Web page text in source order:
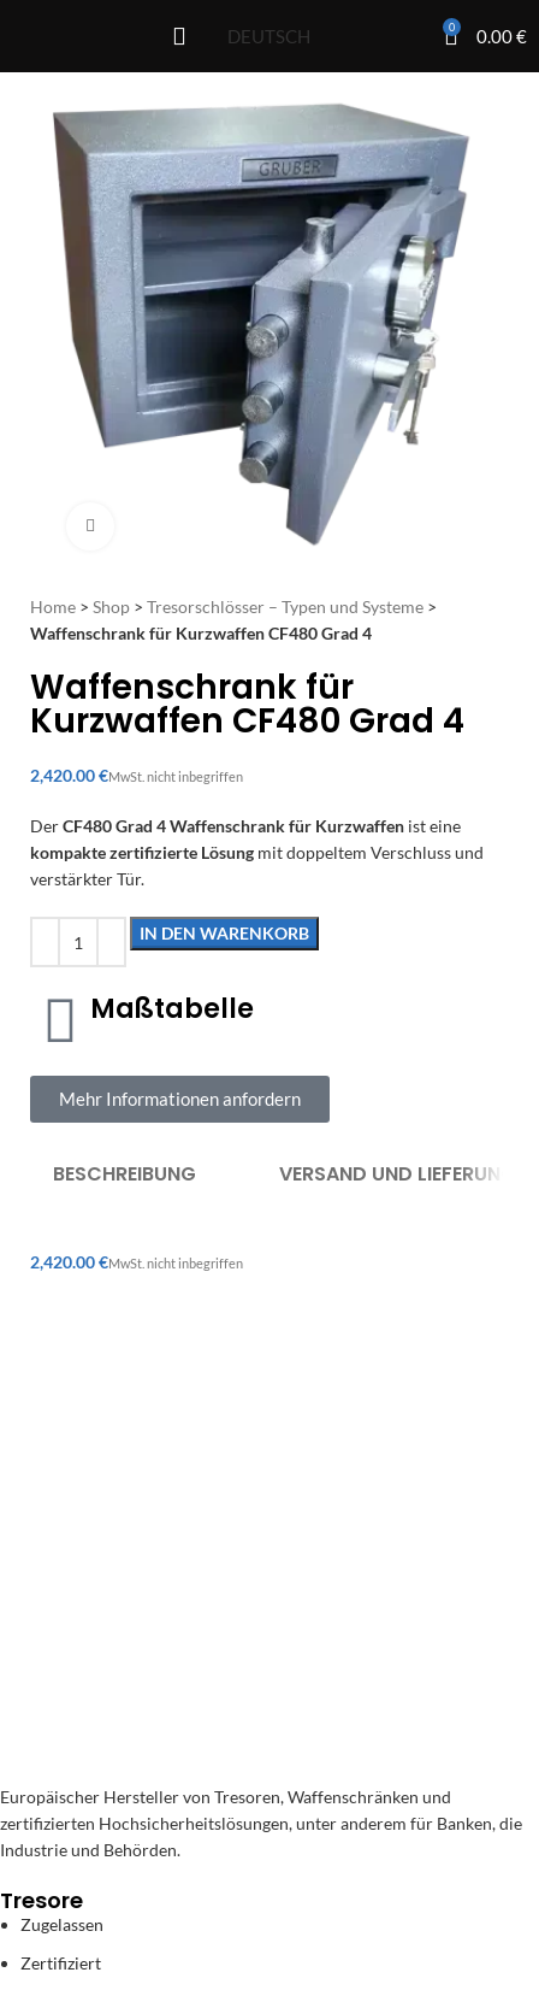
DEUTSCH 0 0.00€
Home > Shop > Tresorschlösser – Typen und Systeme >
Waffenschrank für Kurzwaffen CF480 Grad 4
Waffenschrank für
Kurzwaffen CF480 Grad 4
€
DerCF480 Grad 4 Waffenschrank für Kurzwaffen ist eine
kompakte zertifizierte Lösung mit doppeltem Verschluss und
verstärkter Tür.
IN DEN WARENKORB
Maßtabelle
Mehr Informationen anfordern
BESCHREIBUNG VERSAND UND LIEFERUNG
€
Europäischer Hersteller von Tresoren, Waffenschränken und
zertifizierten Hochsicherheitslösungen, unter anderem für Banken, die
Industrie und Behörden.
Tresore
Zugelassen
Zertifiziert